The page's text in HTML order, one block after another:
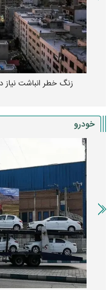
زنگ خطر انباشت نیاز
خودرو